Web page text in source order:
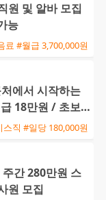
원 및 알바 모집
능
료 #월급 3,700,000원
에서 시작하는
18만원 / 초보
직 #일당 180,000원
간 280만원 스
원 모집